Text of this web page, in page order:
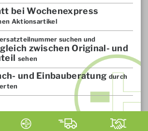
bei Wochenexpress
Aktionsartikel
suchen und
zwischen Original- und
sehen
und Einbauberatung durch